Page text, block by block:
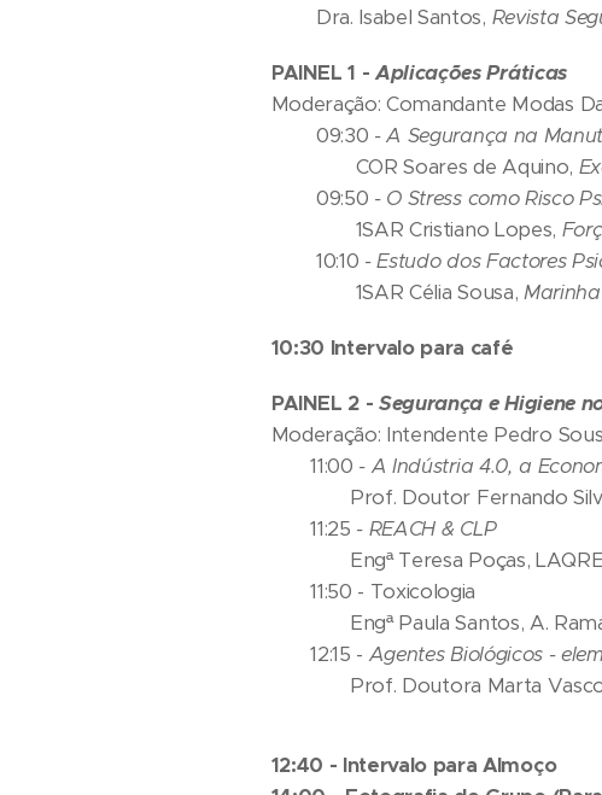
Dra. Isabel Santos, Revista
PAINEL 1 - Aplicações Práticas
Moderação: Comandante Modas
09:30 -A Segurança na
COR Soares de Aquino,
09:50 - O Stress como Risco
1SAR Cristiano Lopes,
10:10 -Estudo dos Factores
1SAR Célia Sousa,
10:30 Intervalo para café
PAINEL 2 - Segurança e Higiene
Moderação: Intendente Pedro
11:00 - A Indústria 4.0, a
Prof. Doutor Fernando
11:25 - REACH & CLP
Engª Teresa Poças, LAQRE
11:50 - Toxicologia
Engª Paula Santos, A.
12:15 - Agentes Biológicos -
Prof. Doutora Marta
12:40 - Intervalo para Almoço